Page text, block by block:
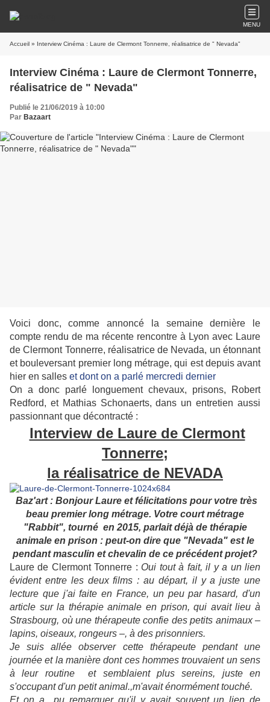
MENU
Accueil » Interview Cinéma : Laure de Clermont Tonnerre, réalisatrice de " Nevada"
Interview Cinéma : Laure de Clermont Tonnerre,
réalisatrice de " Nevada"
Publié le 21/06/2019 à 10:00
Par Bazaart
Voici donc, comme annoncé la semaine dernière le
compte rendu de ma récente rencontre à Lyon avec Laure
de Clermont Tonnerre, réalisatrice de Nevada, un étonnant
et bouleversant premier long métrage, qui est depuis avant
hier en salles et dont on a parlé mercredi dernier
On a donc parlé longuement chevaux, prisons, Robert
Redford, et Mathias Schonaerts, dans un entretien aussi
passionnant que décontracté :
Interview de Laure de Clermont
Tonnerre;
la réalisatrice de NEVADA
Baz'art : Bonjour Laure et félicitations pour votre très
beau premier long métrage. Votre court métrage
"Rabbit", tourné en 2015, parlait déjà de thérapie
animale en prison : peut-on dire que "Nevada" est le
pendant masculin et chevalin de ce précédent projet?
Laure de Clermont Tonnerre : Oui tout à fait, il y a un lien
évident entre les deux films : au départ, il y a juste une
lecture que j'ai faite en France, un peu par hasard, d'un
article sur la thérapie animale en prison, qui avait lieu à
Strasbourg, où une thérapeute confie des petits animaux –
lapins, oiseaux, rongeurs –, à des prisonniers.
Je suis allée observer cette thérapeute pendant une
journée et la manière dont ces hommes trouvaient un sens
à leur routine et semblaient plus sereins, juste en
s'occupant d'un petit animal.,m'avait énormément touché.